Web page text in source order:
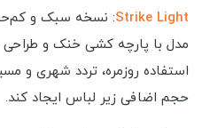
Strike Light: نسخه سبک و
مدل با پارچه کشی خنک و طراحی
استفاده روزمره، تردد شهری و
حجم اضافی زیر لباس ایجاد کند.